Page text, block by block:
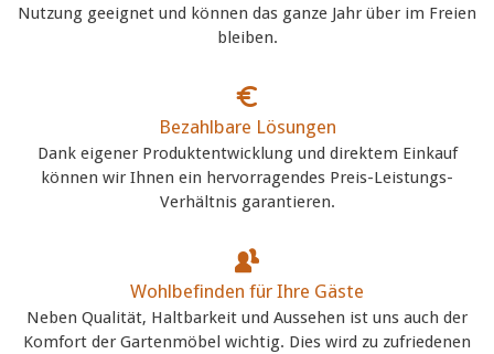
Nutzung geeignet und können das ganze Jahr über im Freien
bleiben.
Bezahlbare Lösungen
Dank eigener Produktentwicklung und direktem Einkauf
können wir Ihnen ein hervorragendes Preis-Leistungs-
Verhältnis garantieren.
Wohlbefinden für Ihre Gäste
Neben Qualität, Haltbarkeit und Aussehen ist uns auch der
Komfort der Gartenmöbel wichtig. Dies wird zu zufriedenen